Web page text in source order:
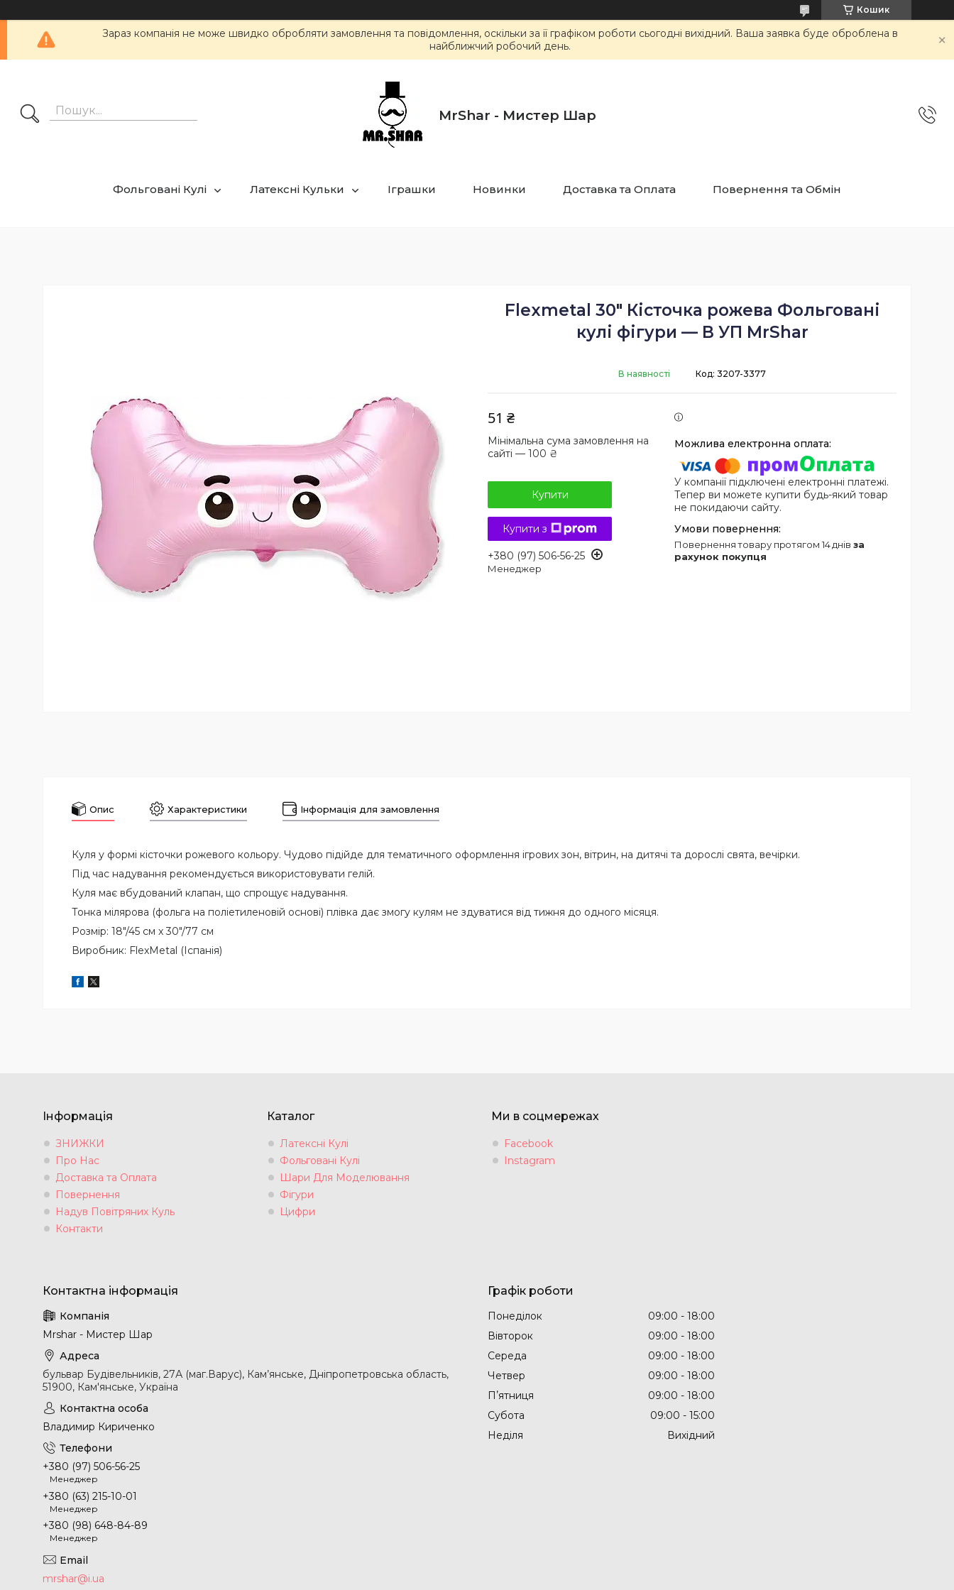
Кошик
Зараз компанія не може швидко обробляти замовлення та повідомлення, оскільки за її графіком роботи сьогодні вихідний. Ваша заявка буде оброблена в
найближчий робочий день.
MrShar - Мистер Шар
Фольговані Кулі Латексні Кульки Іграшки Новинки Доставка та Оплата Повернення та Обмін
Flexmetal 30" Кісточка рожева Фольговані
кулі фігури — В УП MrShar
В наявності Код: 3207-3377
51 ₴
Мінімальна сума замовлення на
сайті — 100 ₴
Купити
Купити з
+380 (97) 506-56-25
Менеджер
У компанії підключені електронні платежі.
Тепер ви можете купити будь-який товар
не покидаючи сайту.
повернення товару протягом 14 днів за
рахунок покупця
Опис Характеристики Інформація для замовлення
Куля у формі кісточки рожевого кольору. Чудово підійде для тематичного оформлення ігрових зон, вітрин, на дитячі та дорослі свята, вечірки.
Під час надування рекомендується використовувати гелій.
Куля має вбудований клапан, що спрощує надування.
Тонка мілярова (фольга на поліетиленовій основі) плівка дає змогу кулям не здуватися від тижня до одного місяця.
Розмір: 18"/45 см x 30"/77 см
Виробник: FlexMetal (Іспанія)
Інформація
ЗНИЖКИ
Про Нас
Доставка та Оплата
Повернення
Надув Повітряних Куль
Контакти
Каталог
Латексні Кулі
Фольговані Кулі
Шари Для Моделювання
Фігури
Цифри
Ми в соцмережах
Facebook
Instagram
Mrshar - Мистер Шар
бульвар Будівельників, 27А (маг.Варус), Кам’янське, Дніпропетровська область,
51900, Кам'янське, Україна
Владимир Кириченко
+380 (97) 506-56-25
Менеджер
+380 (63) 215-10-01
Менеджер
+380 (98) 648-84-89
Менеджер
mrshar@i.ua
Графік роботи
Понеділок 09:00
18:00
Вівторок
09:00
18:00
Середа
09:00
18:00
Четвер
09:00
18:00
Пʼятниця
09:00
18:00
Субота
09:00
15:00
Неділя
Вихідний